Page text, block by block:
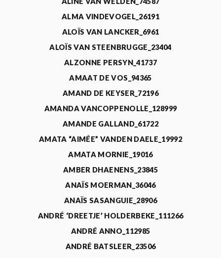
ALMA VINDEVOGEL_26191
ALOÏS VAN LANCKER_6961
ALOÏS VAN STEENBRUGGE_23404
ALZONNE PERSYN_41737
AMAAT DE VOS_94365
AMAND DE KEYSER_72196
AMANDA VANCOPPENOLLE_128999
AMANDE GALLAND_61722
AMATA “AIMÉE” VANDEN DAELE_19992
AMATA MORNIE_19016
AMBER DHAENENS_23845
ANAÏS MOERMAN_36046
ANAÏS SASANGUIE_28906
ANDRÉ ‘DREETJE’ HOLDERBEKE_111266
ANDRÉ ANNO_112985
ANDRÉ BATSLEER_23506